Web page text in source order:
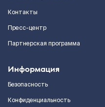
Контакты
Пресс-центр
Партнерская программа
Информация
Безопасность
Конфиденциальность